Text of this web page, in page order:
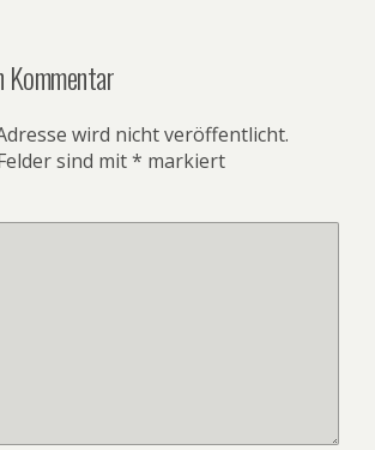
Kommentar
wird nicht veröffentlicht.
sind mit* markiert